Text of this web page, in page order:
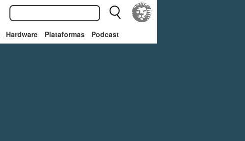
Hardware Plataformas Podcast